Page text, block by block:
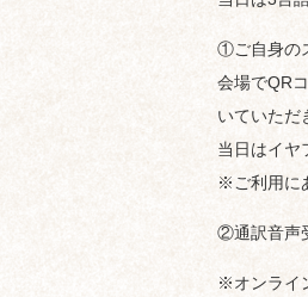
①ご自身の
会場でQR
いていただ
当日はイヤ
※ご利用に
②通訳音声
※オンライ